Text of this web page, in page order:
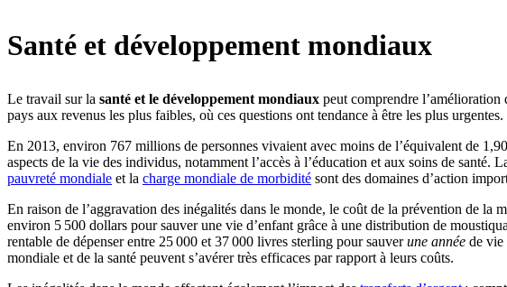
Santé et développement mondiaux
Le travail sur la santé et le développement mondiaux peut comprendre
pays aux revenus les plus faibles, où ces questions ont tendance à être les plus urgentes.
En 2013, environ 767 millions de personnes vivaient avec moins de l’équivalent de
aspects de la vie des individus, notamment l’accès à l’éducation et aux soins de santé.
pauvreté mondiale et la charge mondiale de morbidité sont des domaines d’action
En raison de l’aggravation des inégalités dans le monde, le coût de la prévention de la
environ 5 500 dollars pour sauver une vie d’enfant grâce à une distribution de
rentable de dépenser entre 25 000 et 37 000 livres sterling pour sauverune année de vie
mondiale et de la santé peuvent s’avérer très efficaces par rapport à leurs coûts.